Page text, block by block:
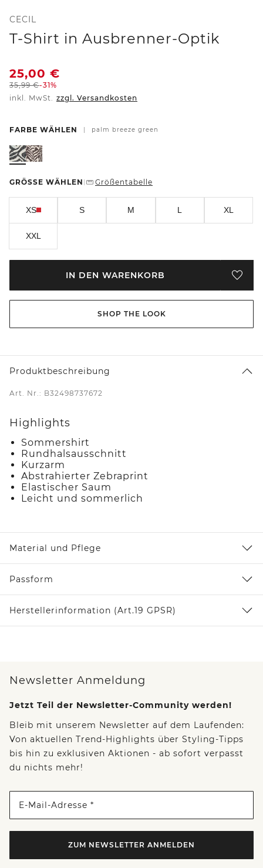
CECIL
T-Shirt in Ausbrenner-Optik
25,00 €
35,99€-31%
inkl. MwSt. zzgl. Versandkosten
FARBE WÄHLEN palm breeze green
GRÖSSE WÄHLEN Größentabelle
XS S M L XL
XXL
IN DEN WARENKORB
SHOP THE LOOK
Produktbeschreibung
Art. Nr.: B32498737672
Highlights
Sommershirt
Rundhalsausschnitt
Kurzarm
Abstrahierter Zebraprint
Elastischer Saum
Leicht und sommerlich
Material und Pflege
Passform
Herstellerinformation (Art.19 GPSR)
Newsletter Anmeldung
Jetzt Teil der Newsletter-Community werden!
Bleib mit unserem Newsletter auf dem Laufenden:
Von aktuellen Trend-Highlights über Styling-Tipps
bis hin zu exklusiven Aktionen - ab sofort verpasst
du nichts mehr!
E-Mail-Adresse *
ZUM NEWSLETTER ANMELDEN